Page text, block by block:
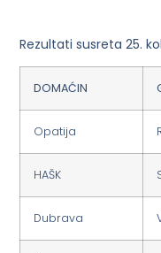
Rezultati susreta 25.
DOMAĆIN
Opatija
HAŠK
Dubrava